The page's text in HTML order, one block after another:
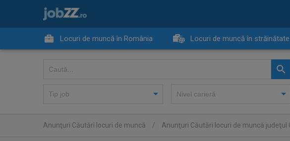
Locuri de muncă în România Locuri de muncă în străinătate
Anunţuri Căutări locuri de muncă / Anunţuri Căutări locuri de muncă judeţul